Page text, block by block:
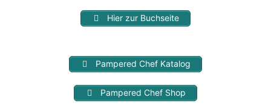
Hier zur Buchseite
Pampered Chef Katalog
Pampered Chef Shop